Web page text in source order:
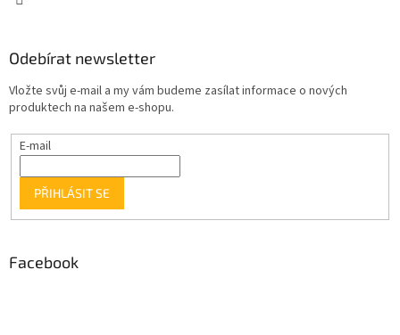
Odebírat newsletter
Vložte svůj e-mail a my vám budeme zasílat informace o nových
produktech na našem e-shopu.
E-mail
PŘIHLÁSIT SE
Facebook